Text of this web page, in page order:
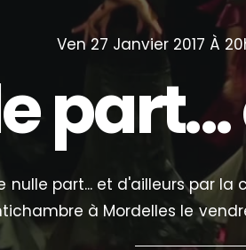
Ven 27 Janvier 2017 À
part...
nulle part... et d'ailleurs par la
à Mordelles le